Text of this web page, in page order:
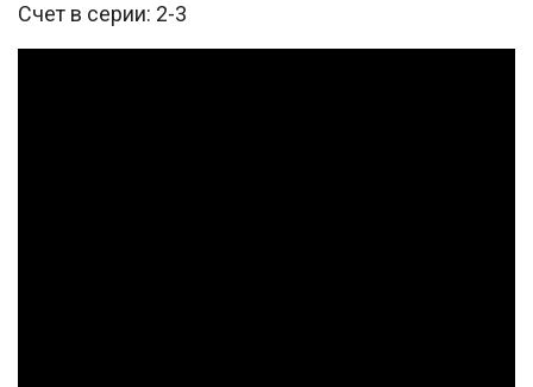
Счет в серии: 2-3